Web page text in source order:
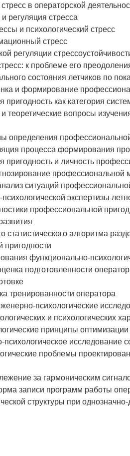
в операторской
регуляция стресса
и психологический стресс
стресс
регуляции
к проблеме его
состояния летчиков по
и формирование
пригодность как категория
теоретические вопросы
определения
процесса формирования
пригодность и личность
профессиональной
ситуаций
экспертизы
профессиональной
статистического алгоритма
пригодности
функционально-
подготовленности
тренированности оператора
психологические
и психологических
принципы
психологическое исследование
проблемы
за гармоническим
записи программ работы
структуры при